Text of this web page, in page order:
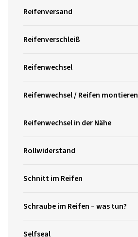
Reifenversand
Reifenverschleiß
Reifenwechsel
Reifenwechsel / Reifen montieren
Reifenwechsel in der Nähe
Rollwiderstand
Schnitt im Reifen
Schraube im Reifen – was tun?
Selfseal